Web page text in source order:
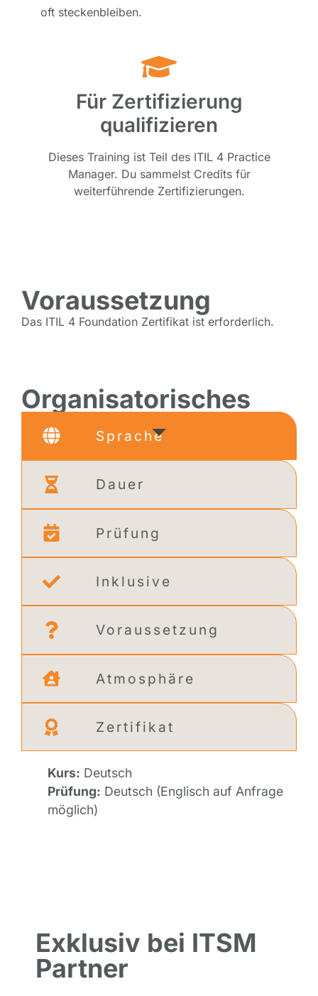
oft steckenbleiben.
Für Zertifizierung
qualifizieren
Dieses Training ist Teil des ITIL 4 Practice
Manager. Du sammelst Credits für
weiterführende Zertifizierungen.
Voraussetzung
Das ITIL 4 Foundation Zertifikat ist erforderlich.
Organisatorisches
Sprache
Dauer
Prüfung
Inklusive
Voraussetzung
Atmosphäre
Zertifikat
Kurs: Deutsch
Prüfung: Deutsch (Englisch auf Anfrage
möglich)
Exklusiv bei ITSM
Partner